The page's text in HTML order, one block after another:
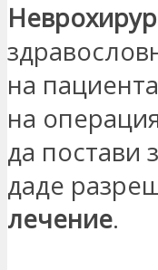
на
на
да постави
даде
лечение.